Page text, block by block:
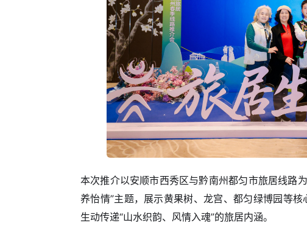
本次推介以安顺市西秀区与黔南州都匀市旅居线路
养怡情”主题，展示黄果树、龙宫、都匀绿博园等
生动传递“山水织韵、风情入魂”的旅居内涵。